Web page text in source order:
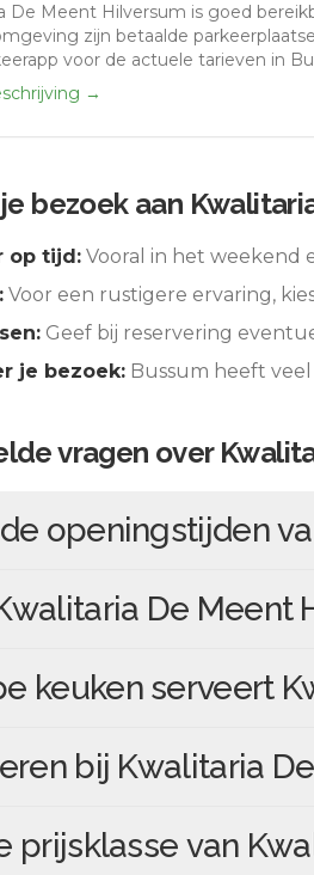
De Meent Hilversum is goed
zijn betaalde
voor de actuele tarieven in
→
bezoek aan
op tijd: Vooral in het weekend
Voor een rustigere ervaring,
Geef bij reservering
je bezoek: Bussum heeft
vragen over
openingstijden
De Meent
keuken serveert
bij Kwalitaria
prijsklasse van